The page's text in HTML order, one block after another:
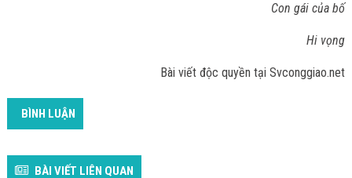
Con gái của bố
Hi vọng
Bài viết độc quyền tại Svconggiao.net
BÌNH LUẬN
BÀI VIẾT LIÊN QUAN